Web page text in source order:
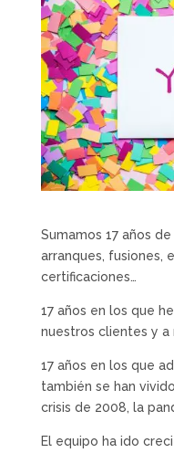
Sumamos 17 años
arranques, fusiones,
certificaciones…
17 años en los que
nuestros clientes y a
17 años en los que
también se han
crisis de 2008, la
El equipo ha ido